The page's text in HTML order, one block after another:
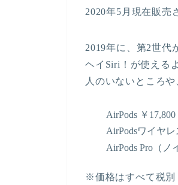
2020年5月現在販売
2019年に、第2世代
ヘイSiri！が使える
人のいないところ
AirPods ￥17,800
AirPodsワイヤ
AirPods Pro（
※価格はすべて税別